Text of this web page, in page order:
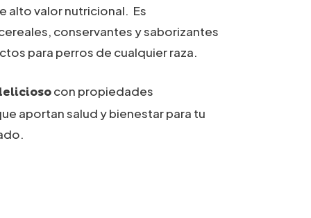
alto valor nutricional. Es
conservantes y saborizantes
para perros de cualquier raza.
con propiedades
aportan salud y bienestar para tu